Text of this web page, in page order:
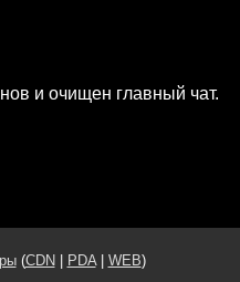
и очищен главный чат.
(CDN PDA| WEB)